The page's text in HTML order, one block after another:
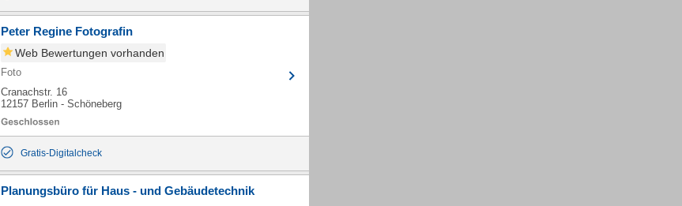
Peter Regine Fotografin
Web Bewertungen vorhanden
Foto
Cranachstr. 16
12157 Berlin - Schöneberg
Gratis-Digitalcheck
Planungsbüro für Haus - und Gebäudetechnik